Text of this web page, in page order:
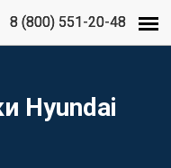
8 (800) 551-20-48
8 (800) 551-20-48
Hyundai